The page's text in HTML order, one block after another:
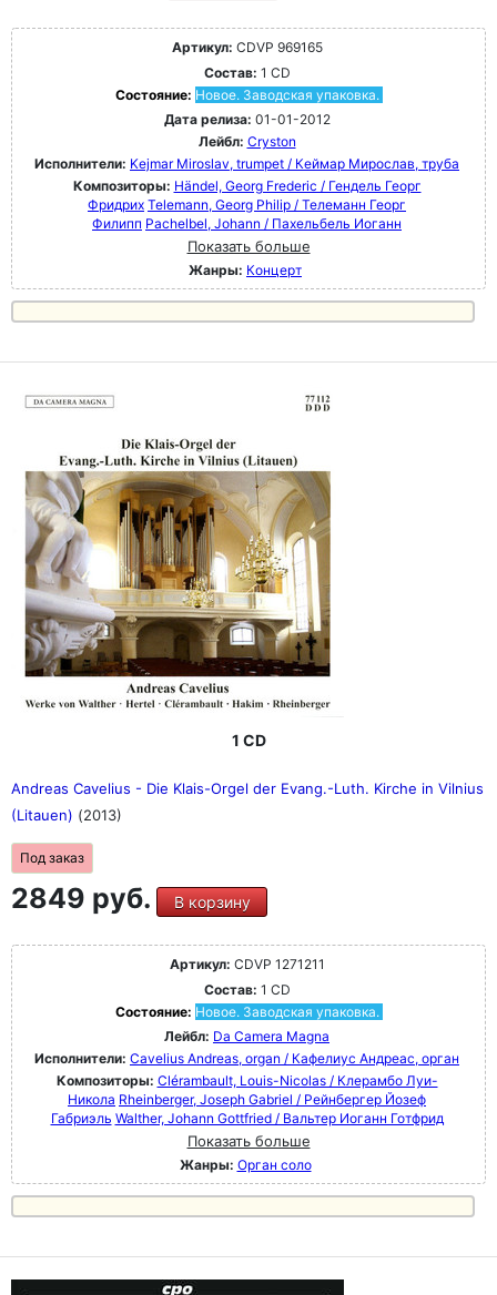
Артикул: CDVP 969165
Состав: 1 CD
Состояние: Новое. Заводская упаковка.
Дата релиза: 01-01-2012
Лейбл: Cryston
Исполнители: Kejmar Miroslav, trumpet / Кеймар Мирослав, труба
Композиторы: Händel, Georg Frederic / Гендель Георг
Фридрих Telemann, Georg Philip / Телеманн Георг
Филипп Pachelbel, Johann / Пахельбель Иоганн
Показать больше
Жанры: Концерт
1 CD
Andreas Cavelius - Die Klais-Orgel der Evang.-Luth. Kirche in Vilnius
(Litauen) (2013)
Под заказ
2849 руб. В корзину
Артикул: CDVP 1271211
Состав: 1 CD
Состояние: Новое. Заводская упаковка.
Лейбл: Da Camera Magna
Исполнители: Cavelius Andreas, organ / Кафелиус Андреас, орган
Композиторы: Clérambault, Louis-Nicolas / Клерамбо Луи-
Никола Rheinberger, Joseph Gabriel / Рейнбергер Йозеф
Габриэль Walther, Johann Gottfried / Вальтер Иоганн Готфрид
Показать больше
Жанры: Орган соло